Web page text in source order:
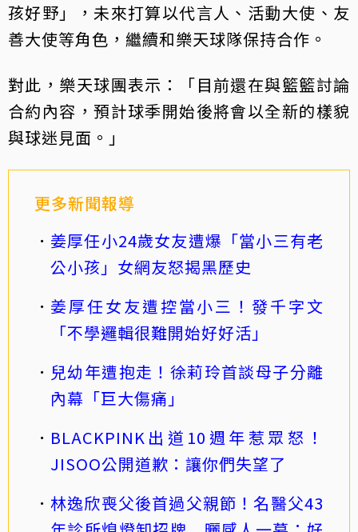
孩好野」，未來打算以代言人、活動大使、友
善大使等角色，繼續和樂天球隊保持合作。
對此，樂天球團表示：「目前還在與籃籃討論
合約內容，預計球季開始後將會以全新的樣貌
與球迷見面。」
更多新聞報導
姜厚任小24歲女友遭爆「當小三有老
公小孩」女網友怒揭黑歷史
姜厚任女友遭控當小三！發千字文
「不學邏輯很難開始好好活」
兒幼年遭抱走！徐莉玲首談母子分離
內幕「巨大傷痛」
BLACKPINK出道10週年惹眾怒！
JISOO公開道歉：讓你們失望了
林逸欣喪父後首過父親節！名醫父43